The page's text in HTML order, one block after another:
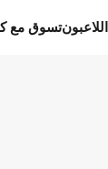
اللاعبونتسوق مع